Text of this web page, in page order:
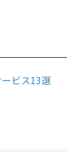
ビス13選